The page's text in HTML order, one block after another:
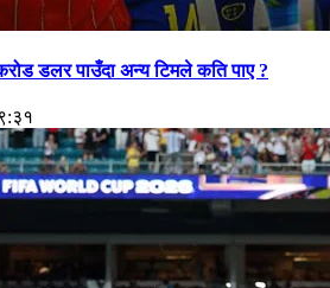
डलर पाउँदा अन्य टिमले कति पाए ?